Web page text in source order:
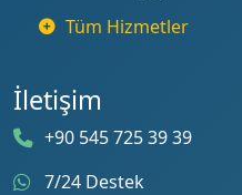
Tüm Hizmetler
İletişim
+90 545 725 39 39
7/24 Destek